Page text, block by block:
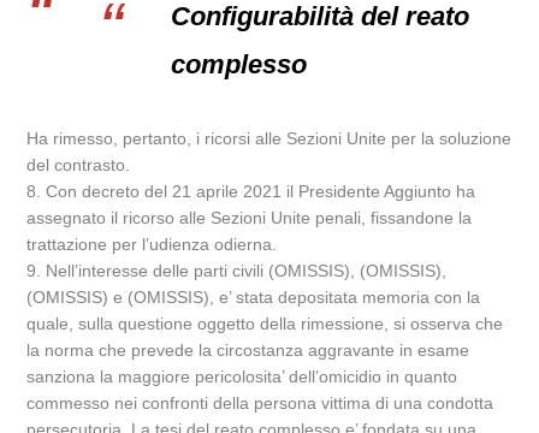
Configurabilità del reato
complesso
Ha rimesso, pertanto, i ricorsi alle Sezioni Unite per la soluzione
del contrasto.
8. Con decreto del 21 aprile 2021 il Presidente Aggiunto ha
assegnato il ricorso alle Sezioni Unite penali, fissandone la
trattazione per l’udienza odierna.
9. Nell’interesse delle parti civili (OMISSIS), (OMISSIS),
(OMISSIS) e (OMISSIS), e’ stata depositata memoria con la
quale, sulla questione oggetto della rimessione, si osserva che
la norma che prevede la circostanza aggravante in esame
sanziona la maggiore pericolosita’ dell’omicidio in quanto
commesso nei confronti della persona vittima di una condotta